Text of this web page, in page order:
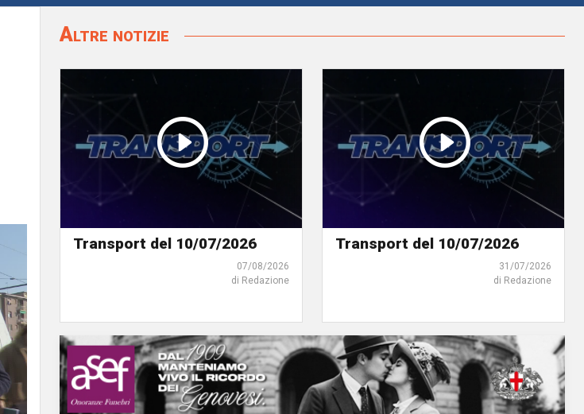
Altre notizie
Transport del 10/07/2026
07/08/2026
di Redazione
Transport del 10/07/2026
31/07/2026
di Redazione